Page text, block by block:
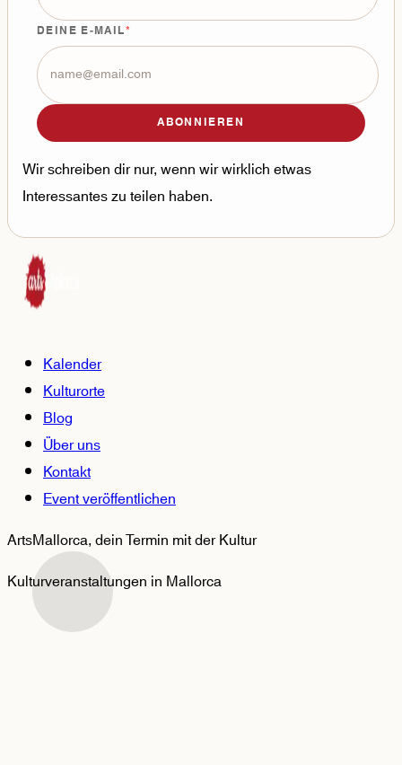
DEINE E-MAIL
ABONNIEREN
Wir schreiben dir nur, wenn wir wirklich etwas
Interessantes zu teilen haben.
Kalender
Kulturorte
Blog
Über uns
Kontakt
Event veröffentlichen
ArtsMallorca,dein Termin mit der Kultur
Kulturveranstaltungen in Mallorca